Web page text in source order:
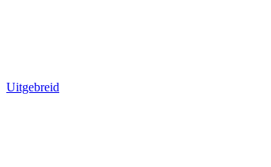
Uitgebreid